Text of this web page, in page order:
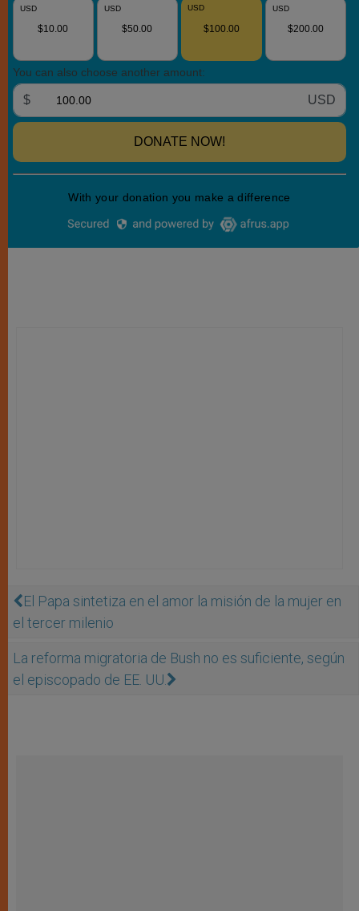
El Papa sintetiza en el amor la misión de la mujer en
el tercer milenio
La reforma migratoria de Bush no es suficiente, según
el episcopado de EE. UU.